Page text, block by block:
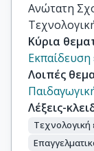
Ανώτατη
Κύρια
Λοιπές
Λέξεις-
Τεχνολογική